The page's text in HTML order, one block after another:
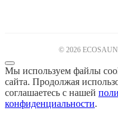
© 2026
Мы используем файлы
сайта. Продолжая
соглашаетесь с нашей
конфиденциальности.